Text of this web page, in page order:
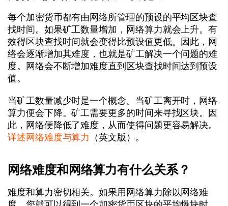
每个加密货币都有由网络所管理的预设的平均区块查
找时间。如果矿工数量增加，网络算力就会上升。有
效得区块查找时间就会变得比预设值更低。因此，网
络会逐渐增加其难度，也就是矿工解决一个问题的难
度。网络会不断增加难度直到区块查找时间达到预设
值。
当矿工数量减少时是一个概念。当矿工离开时，网络
算力便会下降。矿工需要更多的时间来寻找区块。因
此，网络便降低了难度，从而使得问题更容易解决。
详述网络难度与算力
（英文版）。
网络难度和网络算力有什么关系？
难度和算力密切相关。如果用网络算力除以网络难